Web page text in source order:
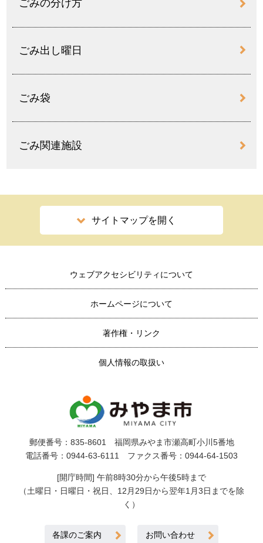
ごみの分け方
ごみ出し曜日
ごみ袋
ごみ関連施設
サイトマップを開く
ウェブアクセシビリティについて
ホームページについて
著作権・リンク
個人情報の取扱い
郵便番号：835-8601 福岡県みやま市瀬高町小川5番地
電話番号：0944-63-6111 ファクス番号：0944-64-1503
[開庁時間] 午前8時30分から午後5時まで
（土曜日・日曜日・祝日、12月29日から翌年1月3日までを除
く）
各課のご案内 お問い合わせ